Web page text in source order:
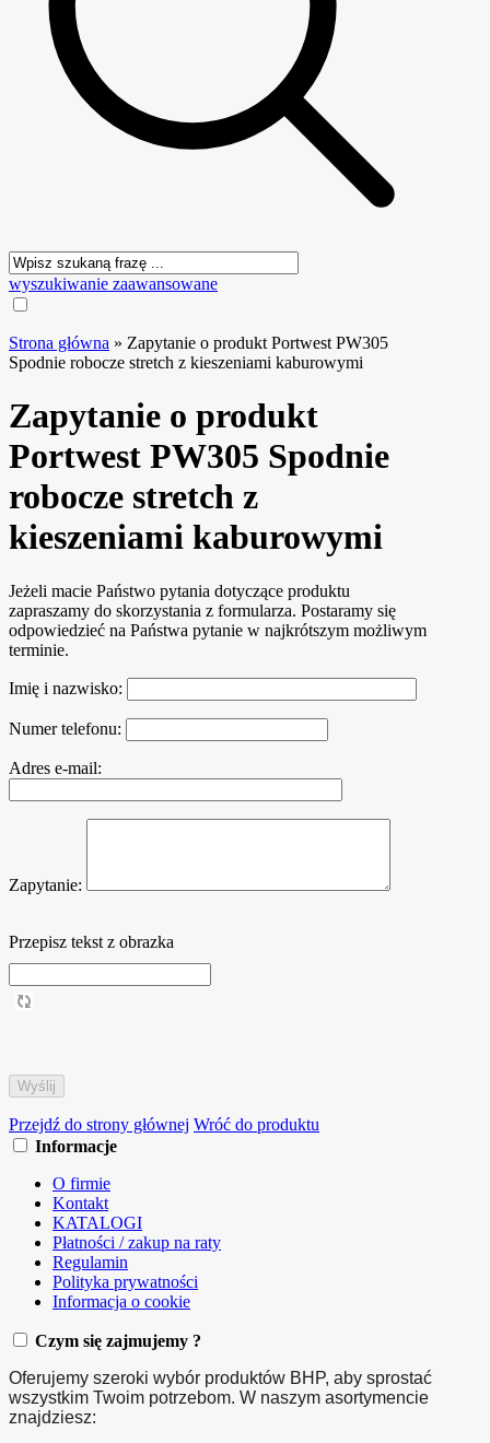
wyszukiwanie zaawansowane
Strona główna » Zapytanie o produkt Portwest PW305
Spodnie robocze stretch z kieszeniami kaburowymi
Zapytanie o produkt
Portwest PW305 Spodnie
robocze stretch z
kieszeniami kaburowymi
Jeżeli macie Państwo pytania dotyczące produktu
zapraszamy do skorzystania z formularza. Postaramy się
odpowiedzieć na Państwa pytanie w najkrótszym możliwym
terminie.
Imię i nazwisko:
Numer telefonu:
Adres e-mail:
Zapytanie:
Przepisz tekst z obrazka
Przejdź do strony głównej Wróć do produktu
Informacje
O firmie
Kontakt
KATALOGI
Płatności / zakup na raty
Regulamin
Polityka prywatności
Informacja o cookie
Czym się zajmujemy ?
Oferujemy szeroki wybór produktów BHP, aby sprostać
wszystkim Twoim potrzebom. W naszym asortymencie
znajdziesz: